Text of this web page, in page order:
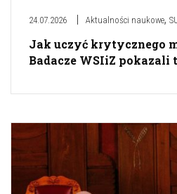
24.07.2026 Aktualności naukowe,
Jak uczyć krytycznego
Badacze WSIiZ pokazali